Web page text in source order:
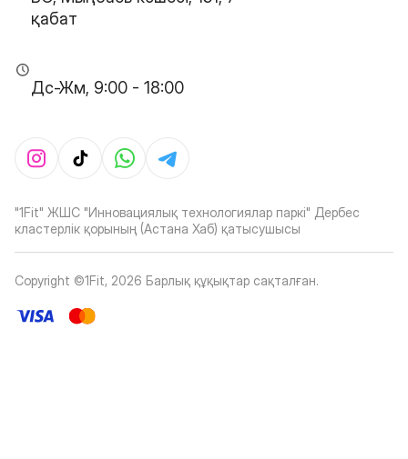
қабат
Дс-Жм, 9:00 - 18:00
"1Fit" ЖШС "Инновациялық технологиялар паркі" Дербес
кластерлік қорының (Астана Хаб) қатысушысы
Copyright ©1Fit, 2026 Барлық құқықтар сақталған.